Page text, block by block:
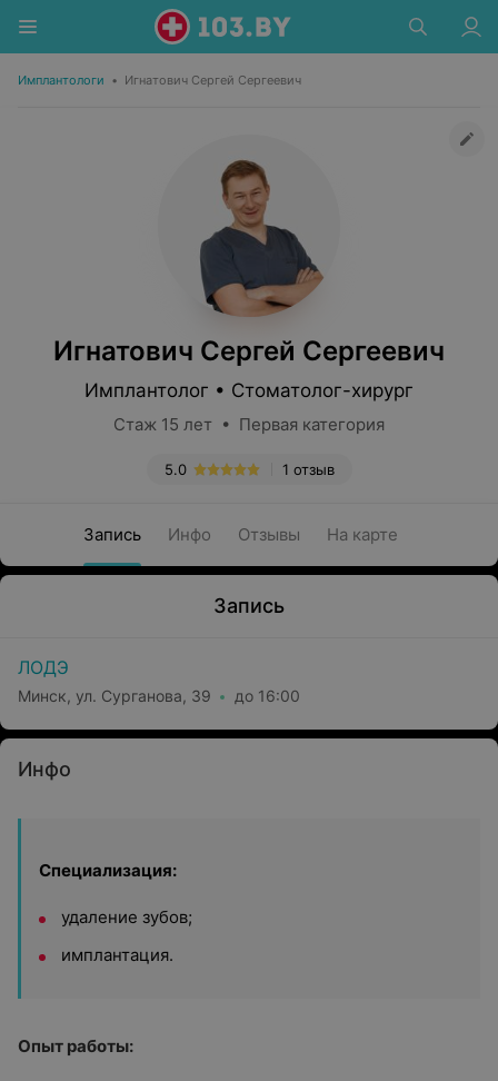
Имплантологи • Игнатович Сергей Сергеевич
Игнатович Сергей Сергеевич
Имплантолог • Стоматолог-хирург
Стаж 15 лет • Первая категория
1 отзыв
5.0
Запись Инфо Отзывы На карте
Запись
ЛОДЭ
Минск, ул. Сурганова, 39 до 16:00
Инфо
Специализация:
удаление зубов;
имплантация.
Опыт работы: